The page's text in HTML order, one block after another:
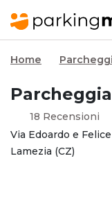
Home
18 Recensioni
Via Edoardo e
Lamezia (CZ)